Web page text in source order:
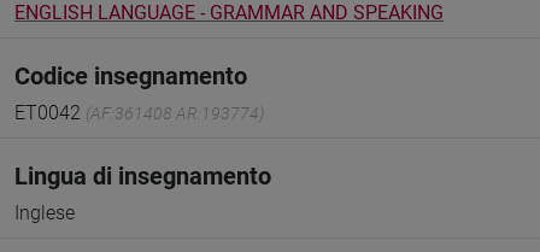
ENGLISH LANGUAGE - GRAMMAR AND SPEAKING
Codice insegnamento
ET0042 (AF:361408 AR:193774)
Lingua di insegnamento
Inglese